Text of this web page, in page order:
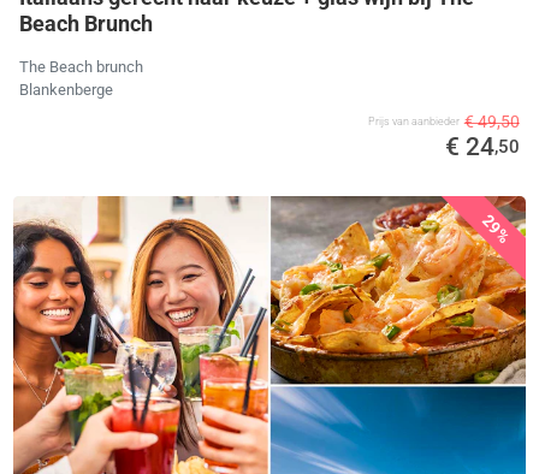
Beach Brunch
The Beach brunch
Blankenberge
Prijs van aanbieder € 49,50
€ 24,50
29%